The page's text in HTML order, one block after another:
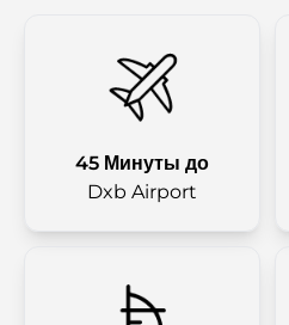
45 Минуты до
Dxb Airport